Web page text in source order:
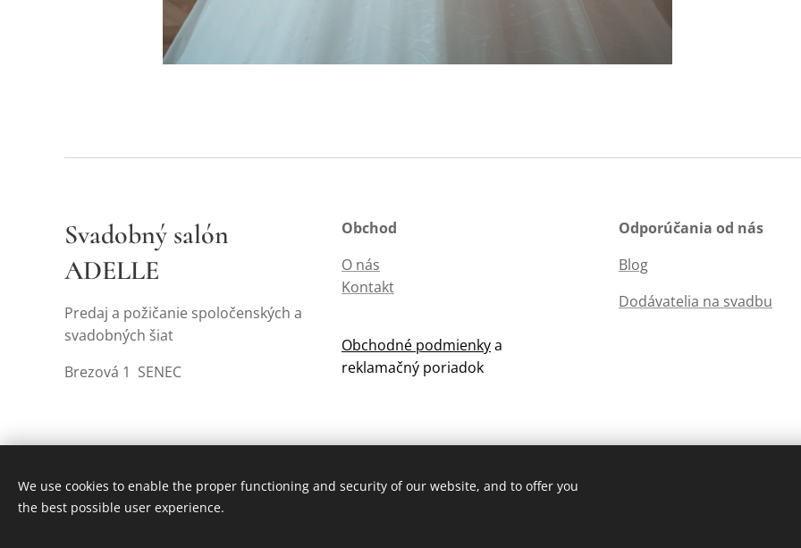
Svadobný salón
ADELLE
Predaj a požičanie spoločenských a
svadobných šiat
Brezová 1 SENEC
Obchod
O nás
Kontakt
Obchodné podmienkya
reklamačný poriadok
Odporúčania od nás
Blog
Dodávatelia na svadbu
We use cookies to enable the proper functioning and security of our website, and to offer you
the best possible user experience.